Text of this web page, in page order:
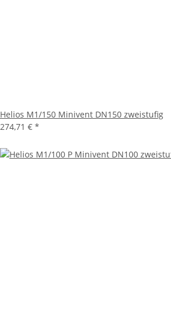
Helios M1/150 Minivent DN150 zweistufig
274,71 € *